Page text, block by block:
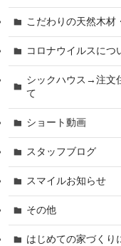
こだわりの天然木材
コロナウイルスにつ
シックハウス→注文
て
ショート動画
スタッフブログ
スマイルお知らせ
その他
はじめての家づくり